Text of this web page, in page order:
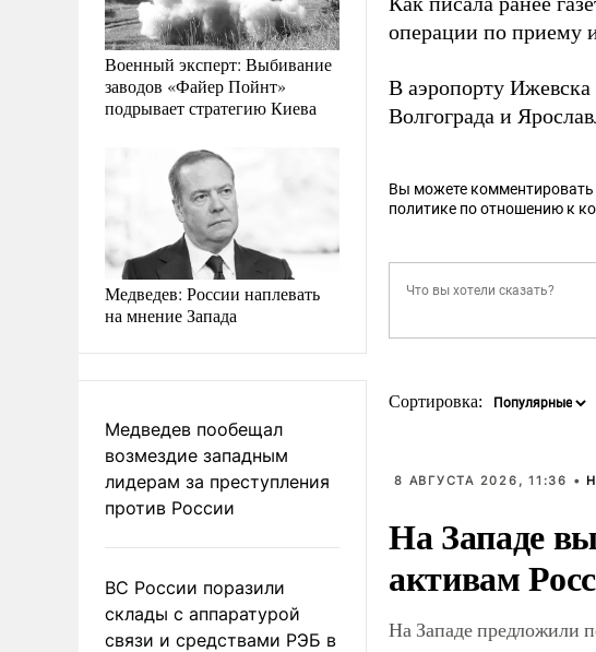
Военный эксперт: Выбивание
заводов «Файер Пойнт»
подрывает стратегию Киева
Медведев: России наплевать
на мнение Запада
Медведев пообещал
возмездие западным
лидерам за преступления
против России
ВС России поразили
склады с аппаратурой
связи и средствами РЭБ в
операции по приему
В аэропорту
Волгограда и
Вы можете
политике по отношению к
Сортировка:
8 АВГУСТА 2026, 11:36 •
На Западе
активам
На Западе предложили